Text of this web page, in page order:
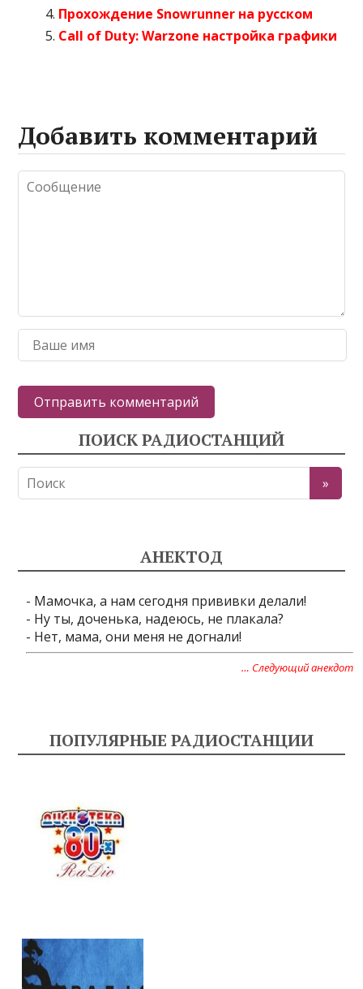
Прохождение Snowrunner на русском
Call of Duty: Warzone настройка графики
Добавить комментарий
ПОИСК РАДИОСТАНЦИЙ
АНЕКТОД
- Мамочка, а нам сегодня прививки делали!
- Ну ты, доченька, надеюсь, не плакала?
- Нет, мама, они меня не догнали!
… Следующий анекдот
ПОПУЛЯРНЫЕ РАДИОСТАНЦИИ